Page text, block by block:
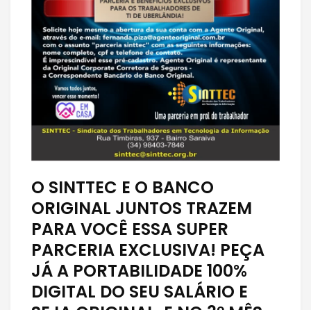
O SINTTEC E O BANCO
ORIGINAL JUNTOS TRAZEM
PARA VOCÊ ESSA SUPER
PARCERIA EXCLUSIVA! PEÇA
JÁ A PORTABILIDADE 100%
DIGITAL DO SEU SALÁRIO E